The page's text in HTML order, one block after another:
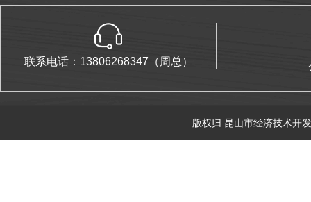
联系电话：13806268347（周总）
版权归 昆山市经济技术开